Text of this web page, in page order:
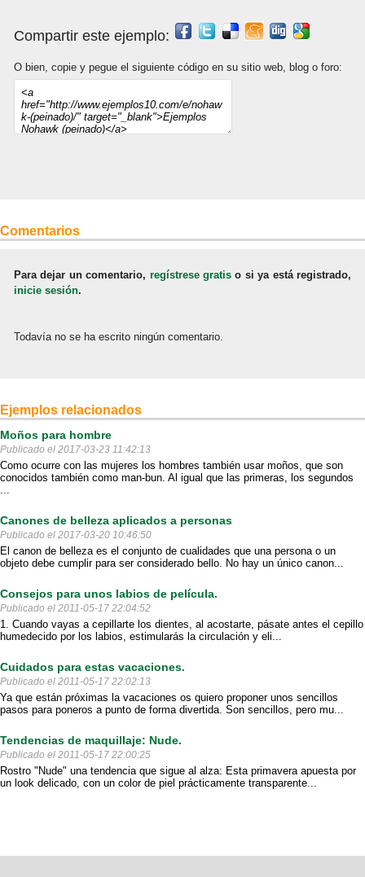
Compartir este ejemplo:
O bien, copie y pegue el siguiente código en su sitio web, blog o foro:
Comentarios
Para dejar un comentario, regístrese gratis o si ya está registrado,
inicie sesión.
Todavía no se ha escrito ningún comentario.
Ejemplos relacionados
Moños para hombre
Publicado el 2017-03-23 11:42:13
Como ocurre con las mujeres los hombres también usar moños, que son
conocidos también como man-bun. Al igual que las primeras, los segundos
Canones de belleza aplicados a personas
Publicado el 2017-03-20 10:46:50
El canon de belleza es el conjunto de cualidades que una persona o un
objeto debe cumplir para ser considerado bello. No hay un único canon...
Consejos para unos labios de película.
Publicado el 2011-05-17 22:04:52
1. Cuando vayas a cepillarte los dientes, al acostarte, pásate antes el cepillo
humedecido por los labios, estimularás la circulación y eli...
Cuidados para estas vacaciones.
Publicado el 2011-05-17 22:02:13
Ya que están próximas la vacaciones os quiero proponer unos sencillos
pasos para poneros a punto de forma divertida. Son sencillos, pero mu...
Tendencias de maquillaje: Nude.
Publicado el 2011-05-17 22:00:25
Rostro "Nude" una tendencia que sigue al alza: Esta primavera apuesta por
un look delicado, con un color de piel prácticamente transparente...